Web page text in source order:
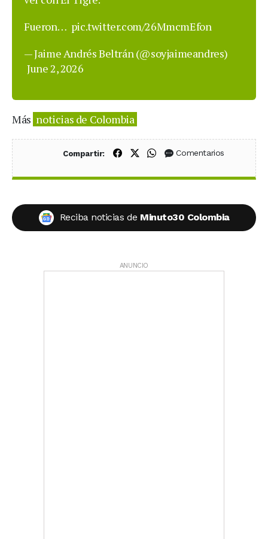
Fueron… pic.twitter.com/26MmcmEfon
— Jaime Andrés Beltrán (@soyjaimeandres)
June 2, 2026
Más noticias de Colombia
Compartir: Compartir en Facebook
Compartir en X (Twitter)
Compartir en WhatsApp
Comentarios
Reciba noticias de Minuto30 Colombia
ANUNCIO